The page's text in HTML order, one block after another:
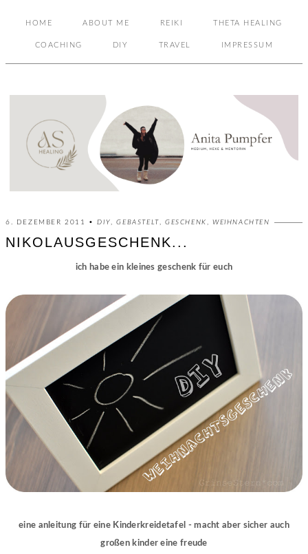
HOME ABOUT ME REIKI THETA HEALING
COACHING DIY TRAVEL IMPRESSUM
6. DEZEMBER 2011 •DIY ,GEBASTELT ,GESCHENK ,WEIHNACHTEN
NIKOLAUSGESCHENK...
ich habe ein kleines geschenk für euch
eine anleitung für eine Kinderkreidetafel - macht aber sicher auch
großen kinder eine freude